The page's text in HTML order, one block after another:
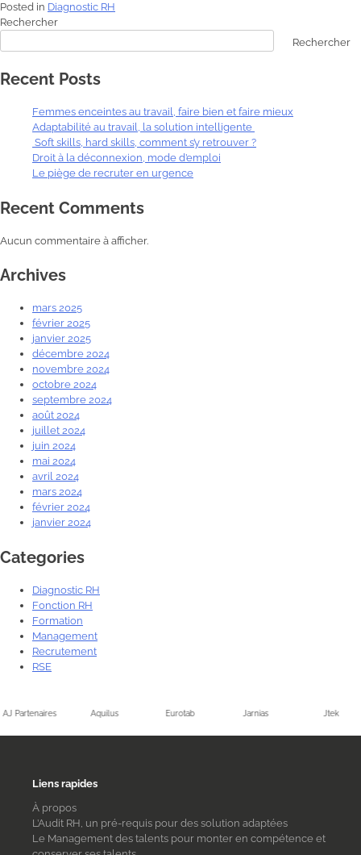
Posted in Diagnostic RH
Rechercher
Rechercher
Recent Posts
Femmes enceintes au travail, faire bien et faire mieux
Adaptabilité au travail, la solution intelligente
Soft skills, hard skills, comment s’y retrouver ?
Droit à la déconnexion, mode d’emploi
Le piège de recruter en urgence
Recent Comments
Aucun commentaire à afficher.
Archives
mars 2025
février 2025
janvier 2025
décembre 2024
novembre 2024
octobre 2024
septembre 2024
août 2024
juillet 2024
juin 2024
mai 2024
avril 2024
mars 2024
février 2024
janvier 2024
Categories
Diagnostic RH
Fonction RH
Formation
Management
Recrutement
RSE
AJ Partenaires Aquilus Eurotab Jarnias Jtek
Liens rapides
À propos
L’Audit RH, un pré-requis pour des solution adaptées
Le Management des talents pour monter en compétence et